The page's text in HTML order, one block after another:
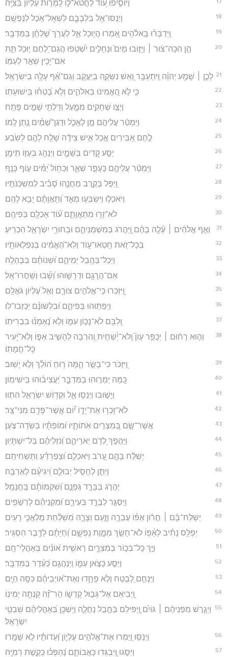
וַיּוֹסִ֣יפוּ ע֭וֹד לַחֲטֹא־ל֑וֹ לַֽמְר֥וֹת עֶ֝לְי֗וֹן בַּצִּיָּֽה׃
18 וַיְנַסּוּ־אֵ֥ל בִּלְבָבָ֑ם לִֽשְׁאָל־אֹ֥כֶל לְנַפְשָֽׁם׃
19 וַֽיְדַבְּר֗וּ בֵּֽאלֹ֫הִ֥ים אָ֭מְרוּ הֲי֣וּכַל אֵ֑ל לַעֲרֹ֥ךְ שֻׁ֝לְחָ֗ן בַּמִּדְבָּֽר׃
20
הֵ֤ן הִכָּה־צ֨וּר ׀ וַיָּז֣וּבוּ מַיִם֮ וּנְחָלִ֪ים יִ֫שְׁטֹ֥פוּ הֲגַם־לֶ֭חֶם י֣וּכַל תֵּ֑ת
אִם־יָכִ֖ין שְׁאֵ֣ר לְעַמּֽוֹ׃
21 לָכֵ֤ן ׀ שָׁמַ֥ע יְהוָ֗ה וַֽיִּתְעַבָּ֥ר וְ֭אֵשׁ נִשְּׂקָ֣ה בְיַעֲקֹ֑ב וְגַם־אַ֝֗ף עָלָ֥ה בְיִשְׂרָאֵֽל׃
22 כִּ֤י לֹ֣א הֶ֭אֱמִינוּ בֵּאלֹהִ֑ים וְלֹ֥א בָ֝טְח֗וּ בִּֽישׁוּעָתֽוֹ׃
23 וַיְצַ֣ו שְׁחָקִ֣ים מִמָּ֑עַל וְדַלְתֵ֖י שָׁמַ֣יִם פָּתָֽח׃
24 וַיַּמְטֵ֬ר עֲלֵיהֶ֣ם מָ֣ן לֶאֱכֹ֑ל וּדְגַן־שָׁ֝מַ֗יִם נָ֣תַן לָֽמוֹ׃
25 לֶ֣חֶם אַ֭בִּירִים אָ֣כַל אִ֑ישׁ צֵידָ֬ה שָׁלַ֖ח לָהֶ֣ם לָשֹֽׂבַע׃
26 יַסַּ֣ע קָ֭דִים בַּשָּׁמָ֑יִם וַיְנַהֵ֖ג בְּעֻזּ֣וֹ תֵימָֽן׃
27 וַיַּמְטֵ֬ר עֲלֵיהֶ֣ם כֶּעָפָ֣ר שְׁאֵ֑ר וּֽכְח֥וֹל יַ֝מִּ֗ים ע֣וֹף כָּנָֽף׃
28 וַ֭יַּפֵּל בְּקֶ֣רֶב מַחֲנֵ֑הוּ סָ֝בִ֗יב לְמִשְׁכְּנֹתָֽיו׃
29 וַיֹּאכְל֣וּ וַיִּשְׂבְּע֣וּ מְאֹ֑ד וְ֝תַֽאֲוָתָ֗ם יָבִ֥א לָהֶֽם׃
30 לֹא־זָר֥וּ מִתַּאֲוָתָ֑ם ע֝֗וֹד אָכְלָ֥ם בְּפִיהֶֽם׃
31 וְאַ֤ף אֱלֹהִ֨ים ׀ עָ֘לָ֤ה בָהֶ֗ם וַֽ֭יַּהֲרֹג בְּמִשְׁמַנֵּיהֶ֑ם וּבַחוּרֵ֖י יִשְׂרָאֵ֣ל הִכְרִֽיעַ׃
32 בְּכָל־זֹ֭את חָֽטְאוּ־ע֑וֹד וְלֹֽא־הֶ֝אֱמִ֗ינוּ בְּנִפְלְאוֹתָֽיו׃
33 וַיְכַל־בַּהֶ֥בֶל יְמֵיהֶ֑ם וּ֝שְׁנוֹתָ֗ם בַּבֶּהָלָֽה׃
34 אִם־הֲרָגָ֥ם וּדְרָשׁ֑וּהוּ וְ֝שָׁ֗בוּ וְשִֽׁחֲרוּ־אֵֽל׃
35 וַֽ֭יִּזְכְּרוּ כִּֽי־אֱלֹהִ֣ים צוּרָ֑ם וְאֵ֥ל עֶ֝לְיוֹן גֹּאֲלָֽם׃
36 וַיְפַתּ֥וּהוּ בְּפִיהֶ֑ם וּ֝בִלְשׁוֹנָ֗ם יְכַזְּבוּ־לֽוֹ׃
37 וְ֭לִבָּם לֹא־נָכ֣וֹן עִמּ֑וֹ וְלֹ֥א נֶ֝אֶמְנ֗וּ בִּבְרִיתֽוֹ׃
38
וְה֤וּא רַח֨וּם ׀ יְכַפֵּ֥ר עָוֺן֮ וְֽלֹא־יַ֫שְׁחִ֥ית וְ֭הִרְבָּה לְהָשִׁ֣יב אַפּ֑וֹ וְלֹֽא־יָ֝עִיר
כָּל־חֲמָתֽוֹ׃
39 וַ֭יִּזְכֹּר כִּי־בָשָׂ֣ר הֵ֑מָּה ר֥וּחַ ה֝וֹלֵ֗ךְ וְלֹ֣א יָשֽׁוּב׃
40 כַּ֭מָּה יַמְר֣וּהוּ בַמִּדְבָּ֑ר יַ֝עֲצִיב֗וּהוּ בִּֽישִׁימֽוֹן׃
41 וַיָּשׁ֣וּבוּ וַיְנַסּ֣וּ אֵ֑ל וּקְד֖וֹשׁ יִשְׂרָאֵ֣ל הִתְווּ׃
42 לֹא־זָכְר֥וּ אֶת־יָד֑וֹ י֝֗וֹם אֲ‍ֽשֶׁר־פָּדָ֥ם מִנִּי־צָֽר׃
43 אֲשֶׁר־שָׂ֣ם בְּ֭מִצְרַיִם אֹֽתוֹתָ֑יו וּ֝מוֹפְתָ֗יו בִּשְׂדֵה־צֹֽעַן׃
44 וַיַּהֲפֹ֣ךְ לְ֭דָם יְאֹרֵיהֶ֑ם וְ֝נֹזְלֵיהֶ֗ם בַּל־יִשְׁתָּיֽוּן׃
45 יְשַׁלַּ֬ח בָּהֶ֣ם עָ֭רֹב וַיֹּאכְלֵ֑ם וּ֝צְפַרְדֵּ֗עַ וַתַּשְׁחִיתֵֽם׃
46 וַיִּתֵּ֣ן לֶחָסִ֣יל יְבוּלָ֑ם וִֽ֝יגִיעָ֗ם לָאַרְבֶּֽה׃
47 יַהֲרֹ֣ג בַּבָּרָ֣ד גַּפְנָ֑ם וְ֝שִׁקְמוֹתָ֗ם בַּֽחֲנָמַֽל׃
48 וַיַּסְגֵּ֣ר לַבָּרָ֣ד בְּעִירָ֑ם וּ֝מִקְנֵיהֶ֗ם לָרְשָׁפִֽים׃
49 יְשַׁלַּח־בָּ֨ם ׀ חֲר֬וֹן אַפּ֗וֹ עֶבְרָ֣ה וָזַ֣עַם וְצָרָ֑ה מִ֝שְׁלַ֗חַת מַלְאֲכֵ֥י רָעִֽים׃
50 יְפַלֵּ֥ס נָתִ֗יב לְאַ֫פּ֥וֹ לֹא־חָשַׂ֣ךְ מִמָּ֣וֶת נַפְשָׁ֑ם וְ֝חַיָּתָ֗ם לַדֶּ֥בֶר הִסְגִּֽיר׃
51 וַיַּ֣ךְ כָּל־בְּכ֣וֹר בְּמִצְרָ֑יִם רֵאשִׁ֥ית א֝וֹנִ֗ים בְּאָהֳלֵי־חָֽם׃
52 וַיַּסַּ֣ע כַּצֹּ֣אן עַמּ֑וֹ וַֽיְנַהֲגֵ֥ם כַּ֝עֵ֗דֶר בַּמִּדְבָּֽר׃
53 וַיַּנְחֵ֣ם לָ֭בֶטַח וְלֹ֣א פָחָ֑דוּ וְאֶת־א֝וֹיְבֵיהֶ֗ם כִּסָּ֥ה הַיָּֽם׃
54 וַ֭יְבִיאֵם אֶל־גְּב֣וּל קָדְשׁ֑וֹ הַר־זֶ֝֗ה קָנְתָ֥ה יְמִינֽוֹ׃
55
וַיְגָ֤רֶשׁ מִפְּנֵיהֶ֨ם ׀ גּוֹיִ֗ם וַֽ֭יַּפִּילֵם בְּחֶ֣בֶל נַחֲלָ֑ה וַיַּשְׁכֵּ֥ן בְּ֝אָהֳלֵיהֶ֗ם שִׁבְטֵ֥י
יִשְׂרָאֵֽל׃
56 וַיְנַסּ֣וּ וַ֭יַּמְרוּ אֶת־אֱלֹהִ֣ים עֶלְי֑וֹן וְ֝עֵדוֹתָ֗יו לֹ֣א שָׁמָֽרוּ׃
57 וַיִּסֹּ֣גוּ וַֽ֭יִּבְגְּדוּ כַּאֲבוֹתָ֑ם נֶ֝הְפְּכ֗וּ כְּקֶ֣שֶׁת רְמִיָּֽה׃